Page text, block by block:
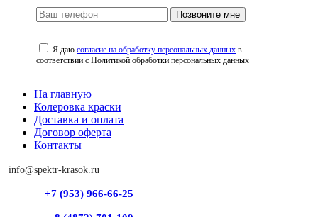
Позвоните мне
Я даюсогласие на обработку персональных данных в
соответствии с Политикой обработки персональных данных
На главную
Колеровка краски
Доставка и оплата
Договор оферта
Контакты
info@spektr-krasok.ru
+7 (953) 966-66-25